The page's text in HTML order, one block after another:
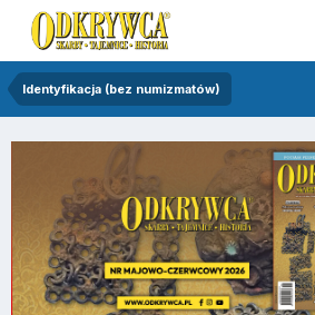
Identyfikacja (bez numizmatów)